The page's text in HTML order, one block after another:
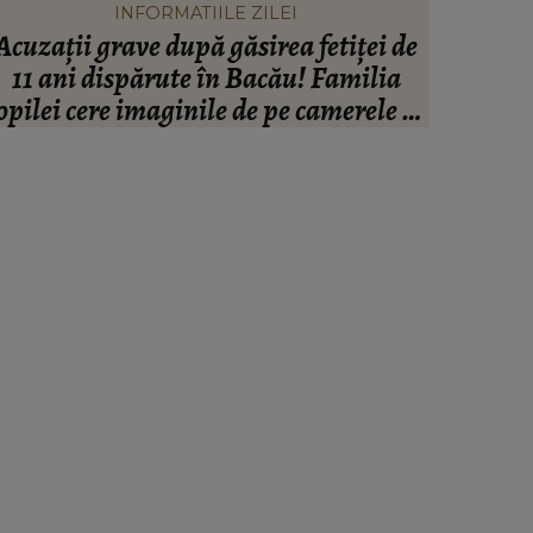
INFORMATIILE ZILEI
grave după găsirea fetiței de
11 ani dispărute în Bacău! Familia
cere imaginile de pe camerele de